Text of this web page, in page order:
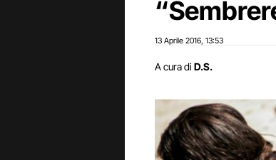
13 Aprile 2016 13:53
A cura di D.S.